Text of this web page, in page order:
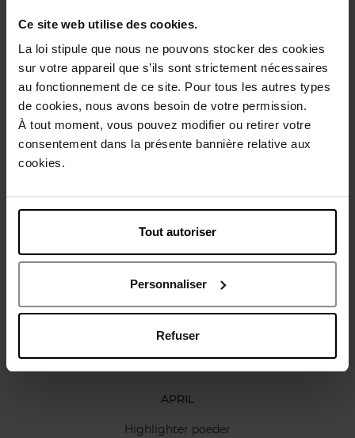
Ce site web utilise des cookies.
La loi stipule que nous ne pouvons stocker des cookies
sur votre appareil que s’ils sont strictement nécessaires
au fonctionnement de ce site. Pour tous les autres types
de cookies, nous avons besoin de votre permission.
À tout moment, vous pouvez modifier ou retirer votre
consentement dans la présente bannière relative aux
cookies.
Tout autoriser
Personnaliser
Refuser
Beschrijving
Karakteristieken
Review Beleid inzake klantbeoordelingen
Nog iets vergeten ?
Nieuw
APRIL
Highlighter poeder